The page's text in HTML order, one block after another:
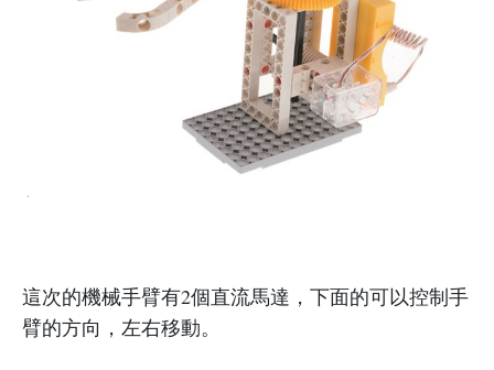
這次的機械手臂有2個直流馬達，下面的可以控制手
臂的方向，左右移動。